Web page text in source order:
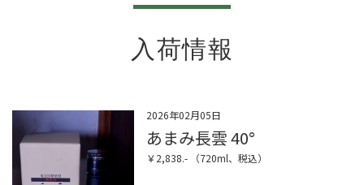
入荷情報
2026年02月05日
あまみ長雲 40°
￥2,838.- （720ml、税込）
日本酒リスト焼酎・リキュールリストワインリスト 店舗情報